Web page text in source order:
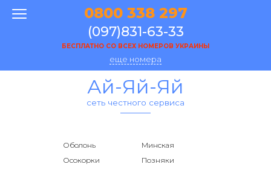
0800 338 297
(097)831-63-33
БЕСПЛАТНО СО ВСЕХ НОМЕРОВ УКРАИНЫ
еще номера
Ай-Яй-Яй
сеть честного сервиса
Оболонь
Минская
Осокорки
Позняки